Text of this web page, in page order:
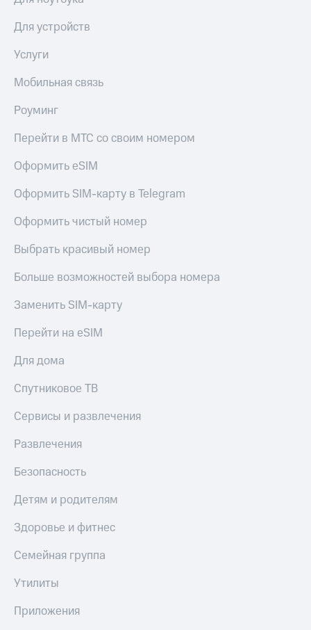
онлайн
полисов
С картой
МТС
Деньги
МТС
Накопления
Откладывайте
и получайте
Платежи
переводы
Пополнить
МТС
Настройки
Пополнить
другого
интернета
ТВ
Переводы
Тарифы
дешевле
при оплате
Обзоры
до 40%
на смартфоны
покупке
МТС
Для устройств
Услуги
Мобильная связь
Роуминг
Перейти в МТС со своим номером
Оформить eSIM
Оформить SIM-карту в Telegram
Оформить чистый номер
Выбрать красивый номер
Больше возможностей выбора номера
Заменить SIM-карту
Перейти на eSIM
Для дома
Спутниковое ТВ
Сервисы и развлечения
Развлечения
Безопасность
Детям и родителям
Здоровье и фитнес
Семейная группа
Утилиты
Приложения